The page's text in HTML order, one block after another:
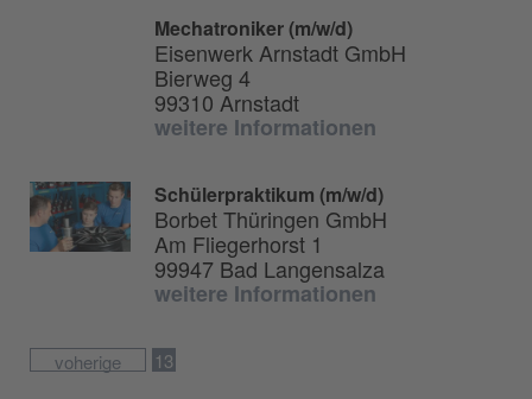
Mechatroniker (m/w/d)
Eisenwerk Arnstadt GmbH
Bierweg 4
99310 Arnstadt
weitere Informationen
Schülerpraktikum (m/w/d)
Borbet Thüringen GmbH
Am Fliegerhorst 1
99947 Bad Langensalza
weitere Informationen
voherige 13